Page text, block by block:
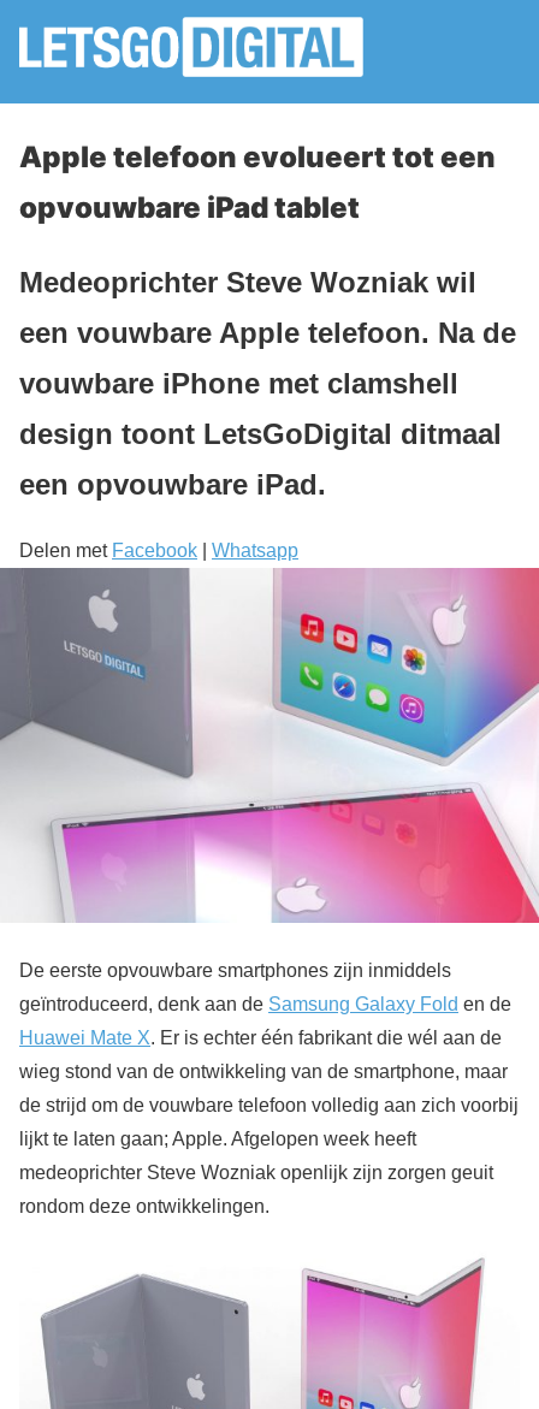
Apple telefoon evolueert tot een
opvouwbare iPad tablet
Medeoprichter Steve Wozniak wil
een vouwbare Apple telefoon. Na de
vouwbare iPhone met clamshell
design toont LetsGoDigital ditmaal
een opvouwbare iPad.
Delen met Facebook Whatsapp
De eerste opvouwbare smartphones zijn inmiddels
geïntroduceerd, denk aan de Samsung Galaxy Fold en de
Huawei Mate X. Er is echter één fabrikant die wél aan de
wieg stond van de ontwikkeling van de smartphone, maar
de strijd om de vouwbare telefoon volledig aan zich voorbij
lijkt te laten gaan; Apple. Afgelopen week heeft
medeoprichter Steve Wozniak openlijk zijn zorgen geuit
rondom deze ontwikkelingen.